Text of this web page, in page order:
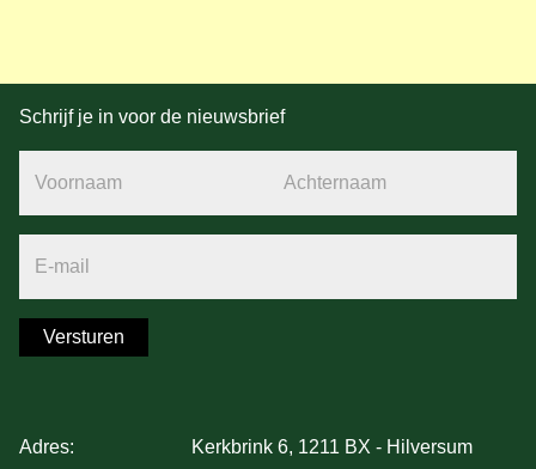
Schrijf je in voor de nieuwsbrief
Voornaam Achternaam
E-mail
Versturen
Adres: Kerkbrink 6, 1211 BX - Hilversum